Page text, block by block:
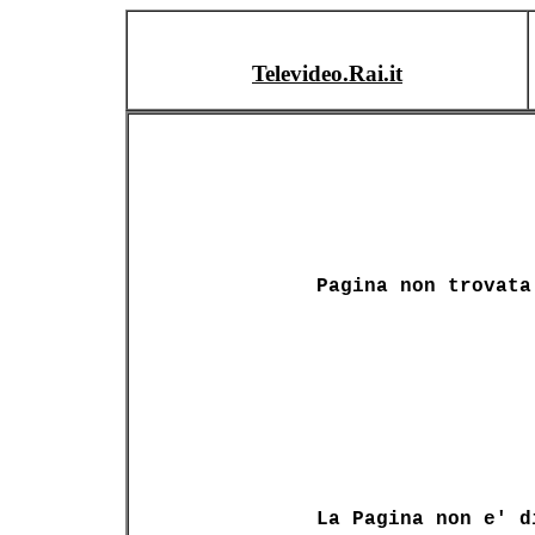
Televideo.Rai.it
Pagina non trovata
La Pagina non e'